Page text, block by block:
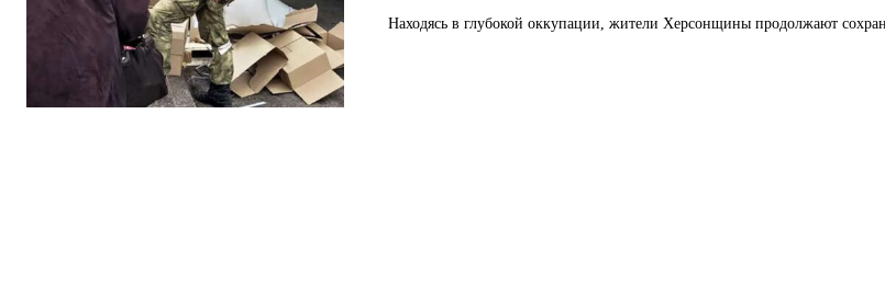
Находясь в глубокой оккупации, жители Херсонщины продолжают